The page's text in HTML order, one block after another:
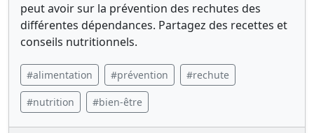
peut avoir sur la prévention des rechutes des
différentes dépendances. Partagez des recettes et
conseils nutritionnels.
#alimentation #prévention #rechute
#nutrition #bien-être